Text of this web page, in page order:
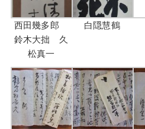
西田幾多郎
鈴木大拙 久
松真一
白隠慧鶴